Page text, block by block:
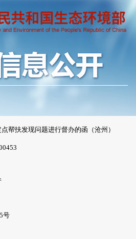
帮扶发现问题进行督办的函（沧州）
号